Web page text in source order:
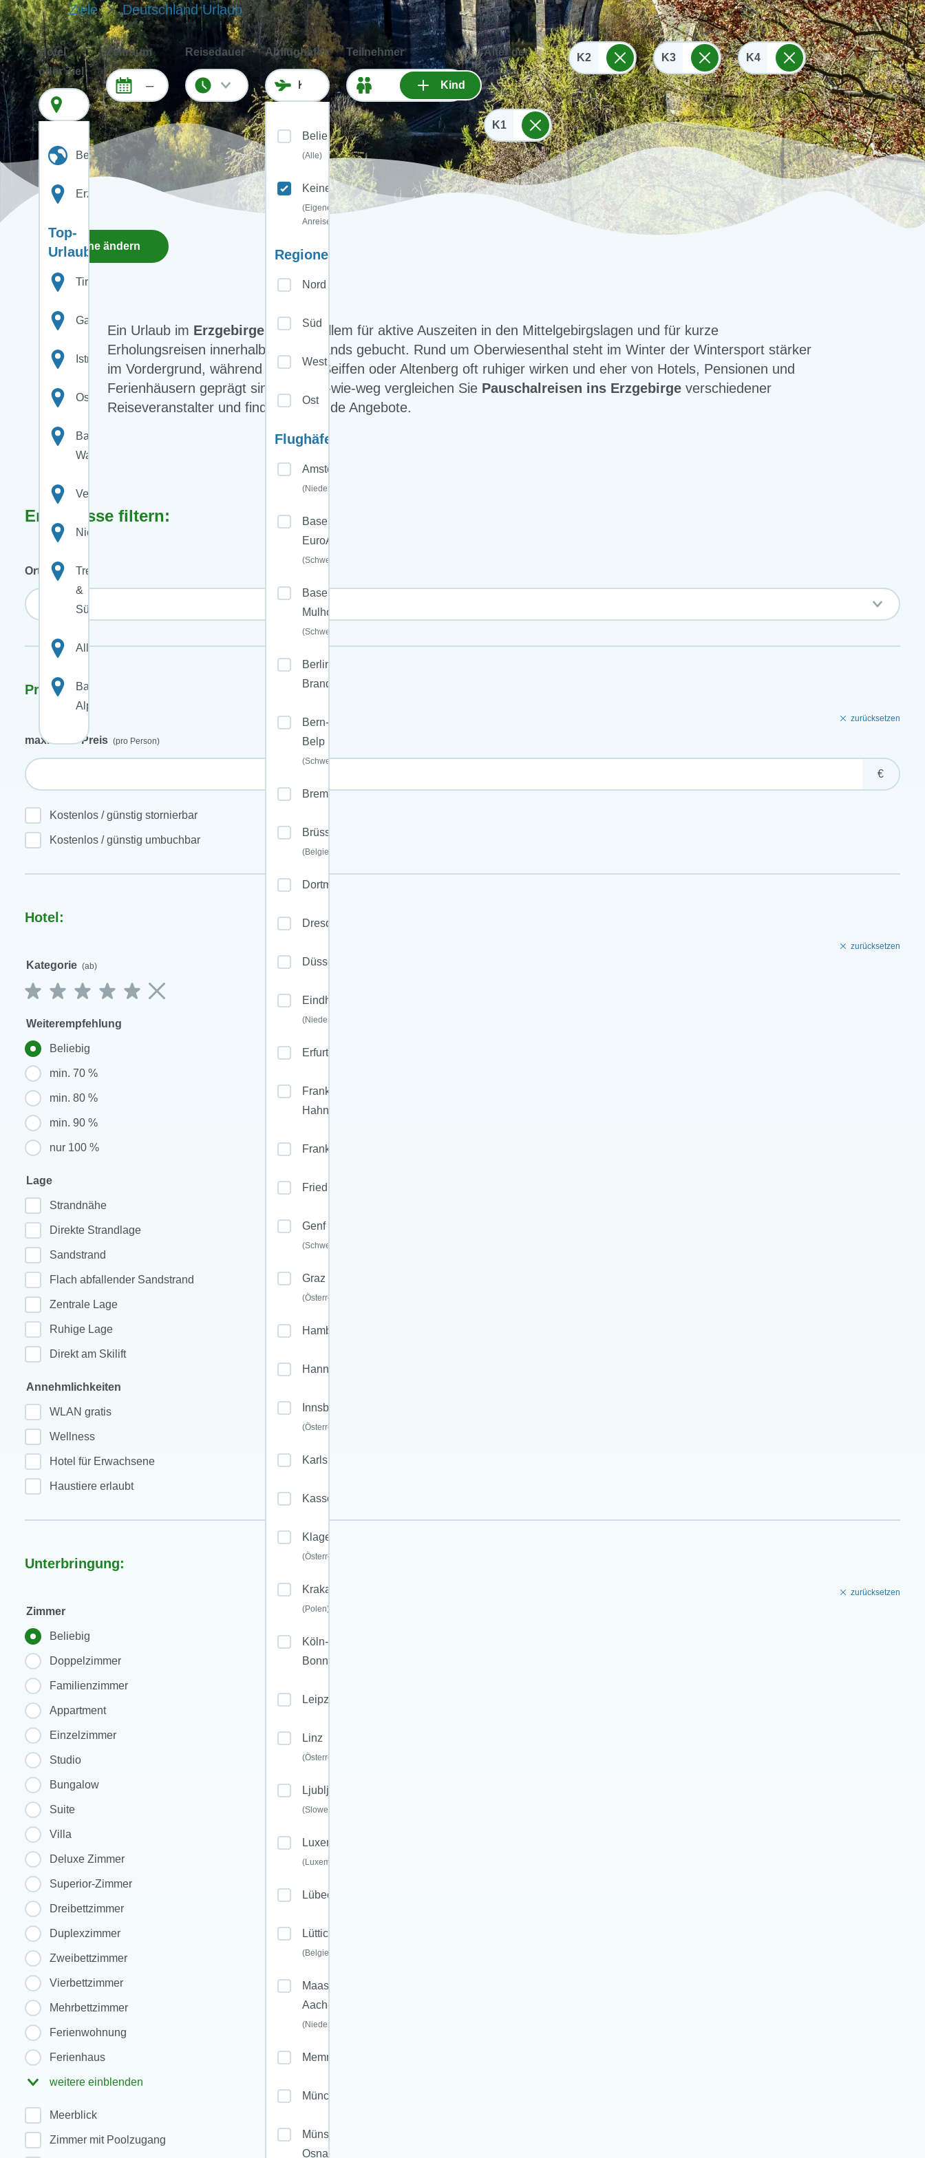
Ziele Deutschland Urlaub
Hotel
oder Ziel
Beliebig
Erzgebirge
Top-
Urlaubsziele:
Tirol
Gardasee
Istrien
Ostseeküste
Bayerischer
Wald
Venetien
Niederlande
Trentino
&
Südtirol
Allgäu
Bayerische
Alpen
Zeitraum
–
Reisedauer Abflughafen
Beliebig
(Alle)
Keiner
(Eigene
Anreise)
Regionen:
Nord
Süd
West
Ost
Flughäfen:
Amsterdam
(Niederlande)
Basel
EuroAirport
(Schweiz)
Basel-
Mulhouse
(Schweiz)
Berlin
Brandenburg
Bern-
Belp
(Schweiz)
Bremen
Brüssel
(Belgien)
Dortmund
Dresden
Düsseldorf
Eindhoven
(Niederlande)
Erfurt
Frankfurt-
Hahn
Frankfurt/Main
Friedrichshafen
Genf
(Schweiz)
Graz
(Österreich)
Hamburg
Hannover
Innsbruck
(Österreich)
Karlsruhe
Kassel
Klagenfurt
(Österreich)
Krakau
(Polen)
Köln-
Bonn
Leipzig/Halle
Linz
(Österreich)
Ljubljana
(Slowenien)
Luxemburg
(Luxemburg)
Lübeck
Lüttich
(Belgien)
Maastricht-
Aachen
(Niederlande)
Memmingen
München
Münster-
Osnabrück
Teilnehmer
Kind
Alter der
Kinder (bei
Abreise)
K1
K2 K3 K4
Suche ändern
Ein Urlaub im Erzgebirge wird vor allem für aktive Auszeiten in den Mittelgebirgslagen und für kurze
Erholungsreisen innerhalb Deutschlands gebucht. Rund um Oberwiesenthal steht im Winter der Wintersport stärker
im Vordergrund, während Orte wie Seiffen oder Altenberg oft ruhiger wirken und eher von Hotels, Pensionen und
Ferienhäusern geprägt sind. Bei Nix-wie-weg vergleichen Sie Pauschalreisen ins Erzgebirge verschiedener
Reiseveranstalter und finden passende Angebote.
Ergebnisse filtern:
Orte
Preis:
zurücksetzen
maximaler Preis (pro Person)
€
Kostenlos / günstig stornierbar
Kostenlos / günstig umbuchbar
Hotel:
zurücksetzen
Kategorie (ab)
Weiterempfehlung
Beliebig
min. 70 %
min. 80 %
min. 90 %
nur 100 %
Lage
Strandnähe
Direkte Strandlage
Sandstrand
Flach abfallender Sandstrand
Zentrale Lage
Ruhige Lage
Direkt am Skilift
Annehmlichkeiten
WLAN gratis
Wellness
Hotel für Erwachsene
Haustiere erlaubt
Unterbringung:
zurücksetzen
Zimmer
Beliebig
Doppelzimmer
Familienzimmer
Appartment
Einzelzimmer
Studio
Bungalow
Suite
Villa
Deluxe Zimmer
Superior-Zimmer
Dreibettzimmer
Duplexzimmer
Zweibettzimmer
Vierbettzimmer
Mehrbettzimmer
Ferienwohnung
Ferienhaus
weitere einblenden
Meerblick
Zimmer mit Poolzugang